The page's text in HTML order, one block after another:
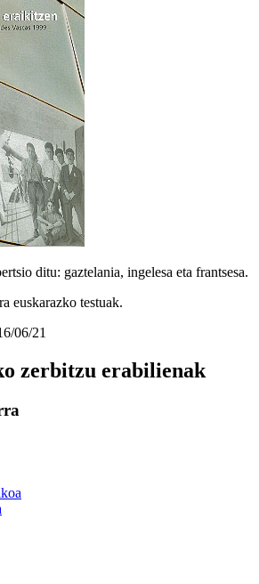
ditu: gaztelania, ingelesa eta frantsesa.
euskarazko testuak.
06/21
zerbitzu erabilienak